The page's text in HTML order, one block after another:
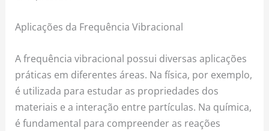
Aplicações da Frequência Vibracional
A frequência vibracional possui diversas aplicações
práticas em diferentes áreas. Na física, por exemplo,
é utilizada para estudar as propriedades dos
materiais e a interação entre partículas. Na química,
é fundamental para compreender as reações